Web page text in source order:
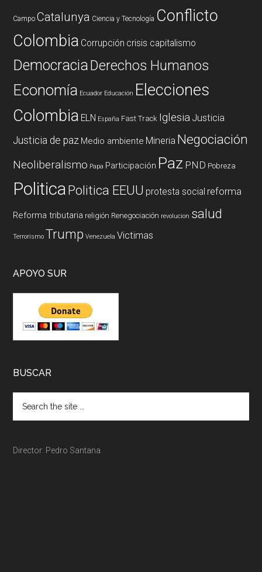
Campo Catalunya Ciencia y Tecnología Conflicto
Colombia Corrupción crisis capitalismo
DemocraciaDerechos Humanos
Economía Ecuador Educación Elecciones
Colombia ELN España Fast Track Iglesia Justicia
Justicia de paz Medio ambiente Mineria Negociación
Neoliberalismo Papa Participación Paz PND Pobreza
PoliticaPolitica EEUU protesta social reforma
Reforma tributaria religión Renegociación revolucion salud
Terrorismo Trump Venezuela Victimas
APOYO SUR
BUSCAR
Director: Pedro Santana